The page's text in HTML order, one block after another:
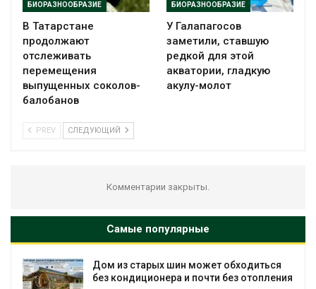
БИОРАЗНООБРАЗИЕ
В Татарстане
продолжают
отслеживать
перемещения
выпущенных соколов-
балобанов
БИОРАЗНООБРАЗИЕ
У Галапагосов
заметили, ставшую
редкой для этой
акватории, гладкую
акулу-молот
PREV СЛЕДУЮЩИЙ
Комментарии закрыты.
Самые популярные
Дом из старых шин может обходиться
без кондиционера и почти без отопления